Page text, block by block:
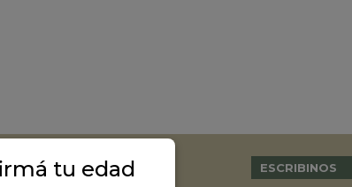
ESTAMOS ESCRIBINOS
tu edad